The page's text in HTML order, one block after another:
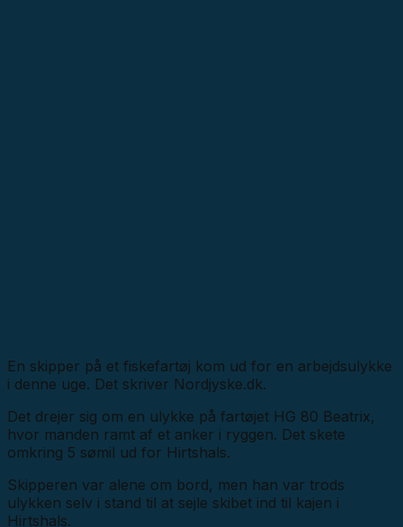
En skipper på et fiskefartøj kom ud for en arbejdsulykke
i denne uge. Det skriver Nordjyske.dk.
Det drejer sig om en ulykke på fartøjet HG 80 Beatrix,
hvor manden ramt af et anker i ryggen. Det skete
omkring 5 sømil ud for Hirtshals.
Skipperen var alene om bord, men han var trods
ulykken selv i stand til at sejle skibet ind til kajen i
Hirtshals.